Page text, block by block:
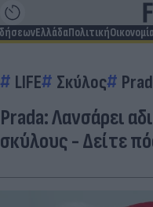
ΕλλάδαΠολιτική
LIFE Σκύλος
Prada: Λανσάρει
σκύλους - Δείτε